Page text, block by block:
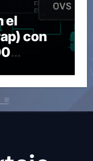
el
con